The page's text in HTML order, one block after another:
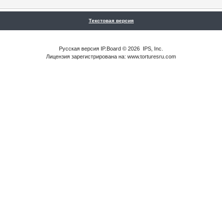
Текстовая версия
Русская версия IP.Board© 2026 IPS, Inc
Лицензия зарегистрирована на: www.torturesru.com